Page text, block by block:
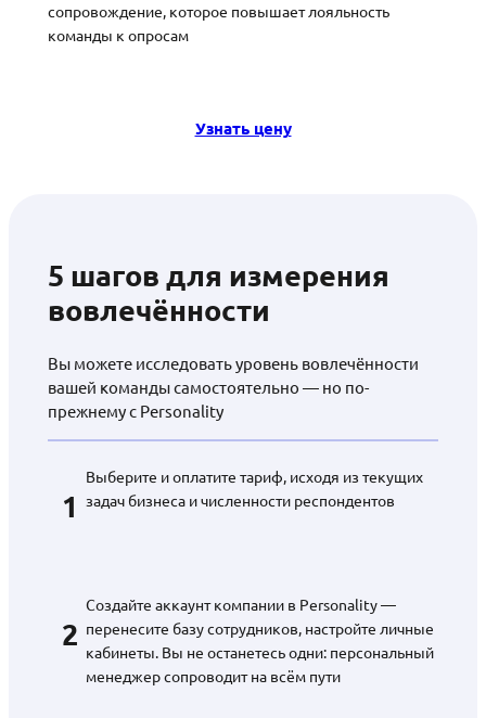
сопровождение, которое повышает лояльность
команды к опросам
Узнать цену
5 шагов для измерения
вовлечённости
Вы можете исследовать уровень вовлечённости
вашей команды самостоятельно — но по-
прежнему с Personality
1
Выберите и оплатите тариф, исходя из текущих
задач бизнеса и численности респондентов
2
Создайте аккаунт компании в Personality —
перенесите базу сотрудников, настройте личные
кабинеты. Вы не останетесь одни: персональный
менеджер сопроводит на всём пути